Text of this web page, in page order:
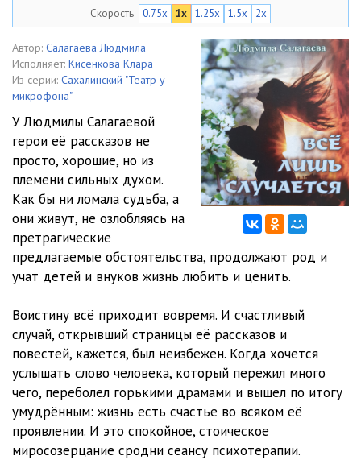
5. Все лишь случается
6. Лучше нету того цвету 09:47
Скорость 0.75x 1x 1.25x 1.5x 2x
Автор: Салагаева Людмила
Исполняет: Кисенкова Клара
Из серии: Сахалинский "Театр у
микрофона"
У Людмилы Салагаевой
герои её рассказов не
просто, хорошие, но из
племени сильных духом.
Как бы ни ломала судьба, а
они живут, не озлобляясь на
претрагические
предлагаемые обстоятельства, продолжают род и
учат детей и внуков жизнь любить и ценить.
Воистину всё приходит вовремя. И счастливый
случай, открывший страницы её рассказов и
повестей, кажется, был неизбежен. Когда хочется
услышать слово человека, который пережил много
чего, переболел горькими драмами и вышел по итогу
умудрённым: жизнь есть счастье во всяком её
проявлении. И это спокойное, стоическое
миросозерцание сродни сеансу психотерапии.